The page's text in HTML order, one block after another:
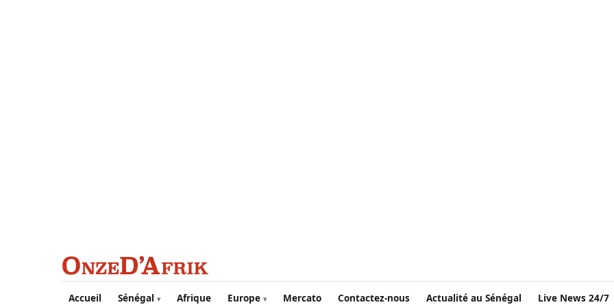
Aller au contenu principal
Accueil Sénégal Afrique Europe Mercato Contactez-nous Actualité au Sénégal Live News 24/7